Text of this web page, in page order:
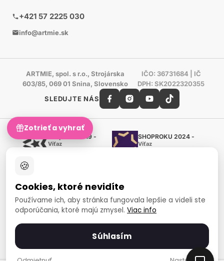
+421 57 2225 030
info@artmie.sk
ARTMIE, spol. s r.o., Strojárska
603/85, 069 01 Snina, Slovensko
IČO: 36731684 | IČ
DPH: SK2022320355
SLEDUJTE NÁS
Shoproku 2019 -
Víťaz
SHOPROKU 2024 -
Víťaz
European Art Awards
Organizátor medzinárodnej
súťaže
Európsky sociálny fond
Zamestnanosť a sociálna
🍪
Cookies, ktoré nevidíte
Používame ich, aby stránka fungovala lepšie a videli ste
odporúčania, ktoré majú zmysel. Viac info
Súhlasím
Zotrieť a vyhrať